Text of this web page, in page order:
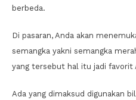
berbeda.
Di pasaran, Anda akan
semangka yakni semangka
yang tersebut hal itu jadi favorit
Ada yang dimaksud digunakan